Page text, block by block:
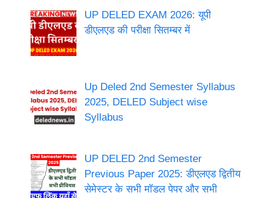
UP DELED EXAM 2026: यूपी
डीएलएड की परीक्षा सितम्बर में
Up Deled 2nd Semester Syllabus
2025, DELED Subject wise
Syllabus
UP DELED 2nd Semester
Previous Paper 2025: डीएलएड द्वितीय
सेमेस्टर के सभी मॉडल पेपर और सभी